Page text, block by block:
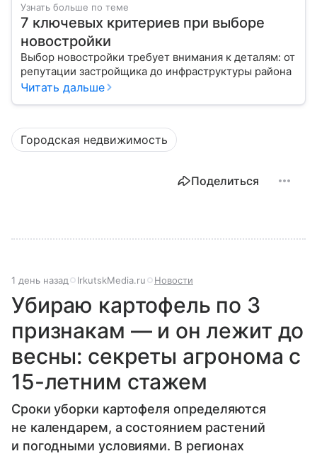
Узнать больше по теме
7 ключевых критериев при выборе
новостройки
Выбор новостройки требует внимания к деталям: от
репутации застройщика до инфраструктуры района
Читать дальше
Городская недвижимость
Поделиться
1 день назад IrkutskMedia.ru Новости
Убираю картофель по 3
признакам — и он лежит до
весны: секреты агронома с
15-летним стажем
Сроки уборки картофеля определяются
не календарем, а состоянием растений
и погодными условиями. В регионах